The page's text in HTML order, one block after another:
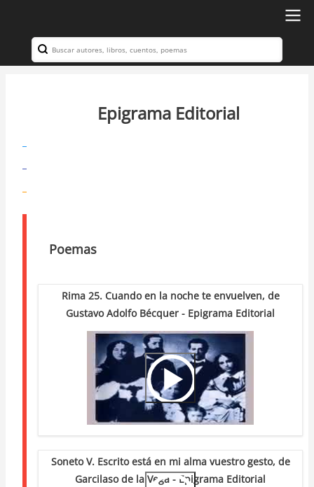
contenido
principal
Navegación
Search
Epigrama Editorial
Poemas
Rima 25. Cuando en la noche te envuelven, de
Gustavo Adolfo Bécquer - Epigrama Editorial
Video
Url
Soneto V. Escrito está en mi alma vuestro gesto, de
Garcilaso de la Vega - Epigrama Editorial